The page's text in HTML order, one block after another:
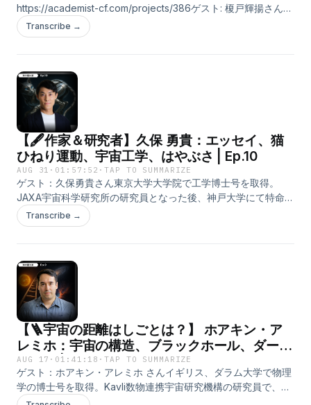
https://www.patreon.com/c/ChinoKakuregaX:
https://x.com/_hirototamuraInstagram:
https://www.instagram.com/_hirototamura/
https://academist-cf.com/projects/386ゲスト: 榎戸輝揚さん京
都大学 物理学・宇宙物理学の准教授。X線やガンマ線を用いた
天文学の専門家。MoMoTarOという中性子を用いた月の水資源
ン01:34 MoMoTarOプロジェクトの概要03:22 中性子の魅力と
研究06:43 月面の水資源の探査09:30 中性子を用いた水探査の
技術13:08 中性子のエネルギーとその分類15:27 水の探査と中性
子の関係18:06 月の水の量と深さの測定20:42 ガンマ線バース
トの謎27:30 MoMoTarOとガンマ線バーストの検出30:02 宇宙
論への影響と物理的成果34:40 重力波とガンマ線バーストの方
角38:58 中性子寿命のパズルとその測定法42:15 第３の中性子寿
命計測法45:46 検出器の設計と機能49:25 ISSでの実証実験
51:59 クラウドファンディングの目的と意義"知の隠れ家 Den
of the Unknown"Patreon:
https://www.patreon.com/c/ChinoKakuregaX:
Transcribe →
【🖋️作家＆研究者】久保 勇貴：エッセイ、猫
ひねり運動、宇宙工学、はやぶさ | Ep.10
AUG 31 · 01:57:52 ·TAP TO SUMMARIZE
ゲスト：久保勇貴さん東京大学大学院で工学博士号を取得。
JAXA宇宙科学研究所の研究員となった後、神戸大学にて特命助
教に着任。宇宙機の姿勢やロボットの制御の専門家。作家とし
ても活動。2023年にはエッセイ集となる『ワンルームから宇宙
冊。X: https://x.com/astro_kuboyワンルームから宇宙をのぞく
久保勇貴 著
https://www.ohtabooks.com/publish/2023/03/22162235.html⁩
創発と物理 ミクロとマクロをつなぐ哲学 森田紘平 著
https://www.unp.or.jp/ISBN/ISBN978-4-8158-1175-4.htmlタイ
ムスタンプ：0:00 イントロダクション2:50 なぜエッセイ？
7:04 死の恐怖10:15 世界の歪み14:36 偶然のなす美しさ21:26 カ
オス理論28:29 憧れの作家30:56 溜まる辛さ、書く辛さ38:45
正直と素直の違い41:43 ホロノミックvs.非ホロノミック45:10
猫ひねり運動47:53 二種類の非ホロノミック性51:37 姿勢の表現
Transcribe →
【🪜宇宙の距離はしごとは？】 ホアキン・ア
レミホ：宇宙の構造、ブラックホール、ダーク
マター | Ep.9
AUG 17 · 01:41:18 ·TAP TO SUMMARIZE
ゲスト：ホアキン・アレミホ さんイギリス、ダラム大学で物理
学の博士号を取得。Kavli数物連携宇宙研究機構の研究員で、宇
宙の巨視的構造の宇宙論シミュレーションと観測の専門家。